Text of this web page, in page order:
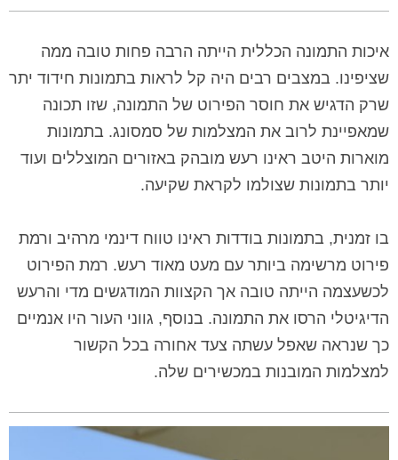
איכות התמונה הכללית הייתה הרבה פחות טובה ממה
שציפינו. במצבים רבים היה קל לראות בתמונות חידוד יתר
שרק הדגיש את חוסר הפירוט של התמונה, שזו תכונה
שמאפיינת לרוב את המצלמות של סמסונג. בתמונות
מוארות היטב ראינו רעש מובהק באזורים המוצללים ועוד
יותר בתמונות שצולמו לקראת שקיעה.
בו זמנית, בתמונות בודדות ראינו טווח דינמי מרהיב ורמת
פירוט מרשימה ביותר עם מעט מאוד רעש. רמת הפירוט
לכשעצמה הייתה טובה אך הקצוות המודגשים מדי והרעש
הדיגיטלי הרסו את התמונה. בנוסף, גווני העור היו אנמיים
כך שנראה שאפל עשתה צעד אחורה בכל הקשור
למצלמות המובנות במכשירים שלה.